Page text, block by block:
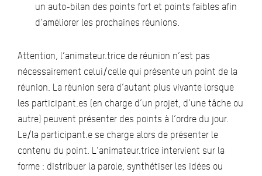
un auto-bilan des points fort et points faibles afin
d’améliorer les prochaines réunions.
Attention, l’animateur.trice de réunion n’est pas
nécessairement celui/celle qui présente un point de la
réunion. La réunion sera d’autant plus vivante lorsque
les participant.es (en charge d’un projet, d’une tâche ou
autre) peuvent présenter des points à l’ordre du jour.
Le/la participant.e se charge alors de présenter le
contenu du point. L’animateur.trice intervient sur la
forme : distribuer la parole, synthétiser les idées ou